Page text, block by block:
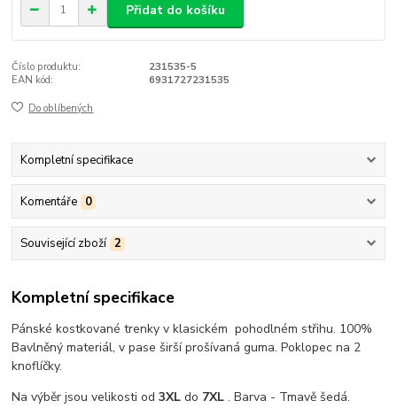
Přidat do košíku
Číslo produktu:
231535-5
EAN kód:
6931727231535
Do oblíbených
Kompletní specifikace
Komentáře 0
Související zboží 2
Kompletní specifikace
Pánské kostkované trenky v klasickém pohodlném střihu. 100%
Bavlněný materiál, v pase širší prošívaná guma. Poklopec na 2
knoflíčky.
Na výběr jsou velikosti od3XL do 7XL . Barva - Tmavě šedá.